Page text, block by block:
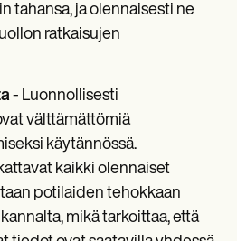
tahansa, ja olennaisesti ne
ratkaisujen
- Luonnollisesti
välttämättömiä
käytännössä.
kaikki olennaiset
potilaiden tehokkaan
mikä tarkoittaa, että